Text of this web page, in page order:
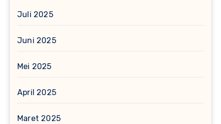
Juli 2025
Juni 2025
Mei 2025
April 2025
Maret 2025